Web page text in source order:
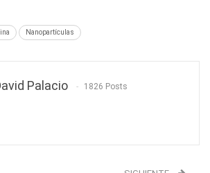
Nanopartículas
Palacio 1826 Posts